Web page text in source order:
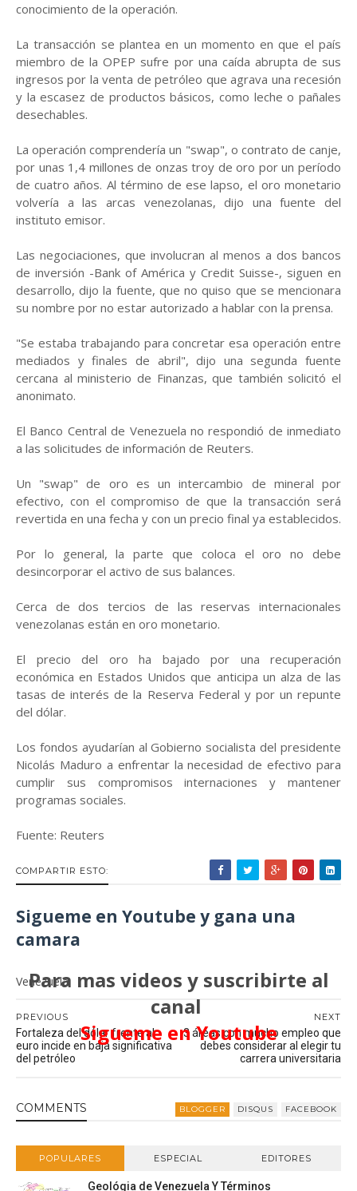
conocimiento de la operación.
La transacción se plantea en un momento en que el país
miembro de la OPEP sufre por una caída abrupta de sus
ingresos por la venta de petróleo que agrava una recesión
y la escasez de productos básicos, como leche o pañales
desechables.
La operación comprendería un "swap", o contrato de canje,
por unas 1,4 millones de onzas troy de oro por un período
de cuatro años. Al término de ese lapso, el oro monetario
volvería a las arcas venezolanas, dijo una fuente del
instituto emisor.
Las negociaciones, que involucran al menos a dos bancos
de inversión -Bank of América y Credit Suisse-, siguen en
desarrollo, dijo la fuente, que no quiso que se mencionara
su nombre por no estar autorizado a hablar con la prensa.
"Se estaba trabajando para concretar esa operación entre
mediados y finales de abril", dijo una segunda fuente
cercana al ministerio de Finanzas, que también solicitó el
anonimato.
El Banco Central de Venezuela no respondió de inmediato
a las solicitudes de información de Reuters.
Un "swap" de oro es un intercambio de mineral por
efectivo, con el compromiso de que la transacción será
revertida en una fecha y con un precio final ya establecidos.
Por lo general, la parte que coloca el oro no debe
desincorporar el activo de sus balances.
Cerca de dos tercios de las reservas internacionales
venezolanas están en oro monetario.
El precio del oro ha bajado por una recuperación
económica en Estados Unidos que anticipa un alza de las
tasas de interés de la Reserva Federal y por un repunte
del dólar.
Los fondos ayudarían al Gobierno socialista del presidente
Nicolás Maduro a enfrentar la necesidad de efectivo para
cumplir sus compromisos internaciones y mantener
programas sociales.
Fuente: Reuters
COMPARTIR ESTO:
Sigueme en Youtube y gana una
camara
Para mas videos y suscribirte al
canal
Sigueme en Youtube
Venezuela
NEXT
3 áreas con mucho empleo que
debes considerar al elegir tu
carrera universitaria
PREVIOUS
Fortaleza del dólar frente al
euro incide en baja significativa
del petróleo
COMMENTS BLOGGER DISQUS FACEBOOK
POPULARES ESPECIAL EDITORES
Geológia de Venezuela Y Términos